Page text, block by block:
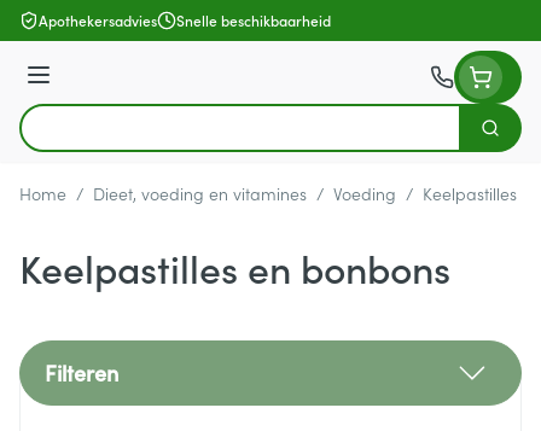
Ga naar de inhoud
Apothekersadvies Snelle beschikbaarheid
Menu
Product, merk, categorie...
Zoek
Home / Dieet, voeding en vitamines / Voeding / Keelpastilles
Keelpastilles en bonbons
Filteren